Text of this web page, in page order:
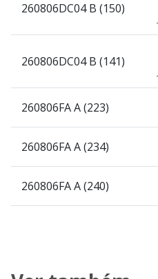
260806DC04 B (150)
260806DC04 B (141)
260806FA A (223)
260806FA A (234)
260806FA A (240)